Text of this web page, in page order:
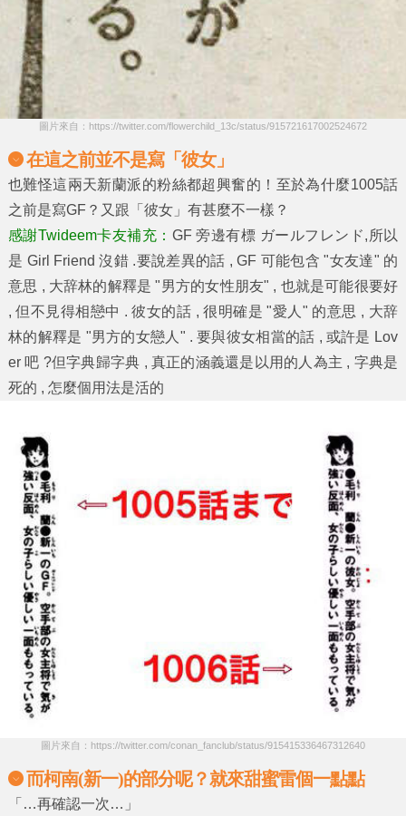
圖片來自：https://twitter.com/flowerchild_13c/status/915721617002524672
在這之前並不是寫「彼女」
也難怪這兩天新蘭派的粉絲都超興奮的！至於為什麼1005話
之前是寫GF？又跟「彼女」有甚麼不一樣？
感謝Twideem卡友補充： GF 旁邊有標 ガールフレンド,所以
是 Girl Friend 沒錯 .要說差異的話 , GF 可能包含 "女友達" 的
意思 , 大辞林的解釋是 "男方的女性朋友" , 也就是可能很要好
, 但不見得相戀中 . 彼女的話 , 很明確是 "愛人" 的意思 , 大辞
林的解釋是 "男方的女戀人" . 要與彼女相當的話 , 或許是 Lov
er 吧 ?但字典歸字典 , 真正的涵義還是以用的人為主 , 字典是
死的 , 怎麼個用法是活的
圖片來自：https://twitter.com/conan_fanclub/status/915415336467312640
而柯南(新一)的部分呢？就來甜蜜雷個一點點
「…再確認一次…」